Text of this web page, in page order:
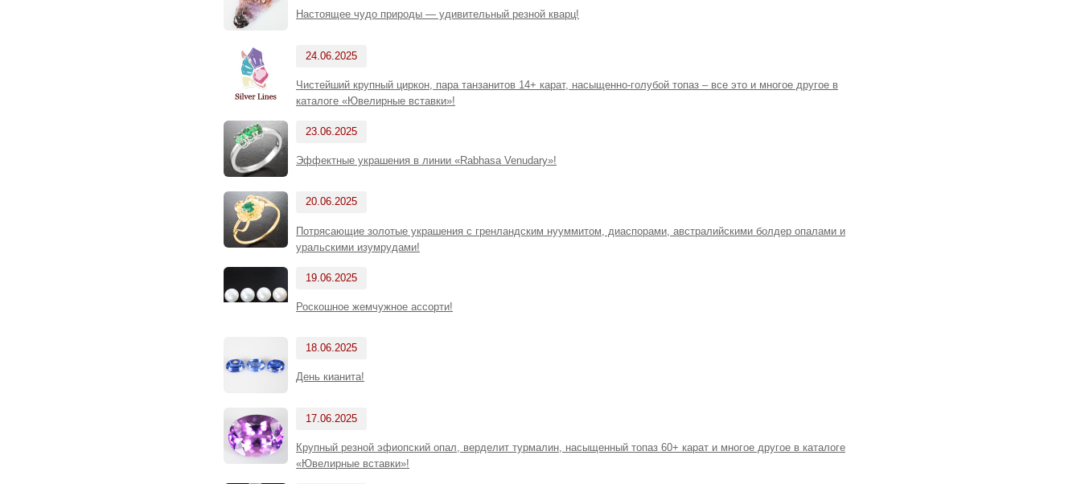
Настоящее чудо природы — удивительный резной кварц!
24.06.2025
Чистейший крупный циркон, пара танзанитов 14+ карат, насыщенно-голубой топаз – все это и многое другое в
каталоге «Ювелирные вставки»!
23.06.2025
Эффектные украшения в линии «Rabhasa Venudary»!
20.06.2025
Потрясающие золотые украшения с гренландским нууммитом, диаспорами, австралийскими болдер опалами и
уральскими изумрудами!
19.06.2025
Роскошное жемчужное ассорти!
18.06.2025
День кианита!
17.06.2025
Крупный резной эфиопский опал, верделит турмалин, насыщенный топаз 60+ карат и многое другое в каталоге
«Ювелирные вставки»!